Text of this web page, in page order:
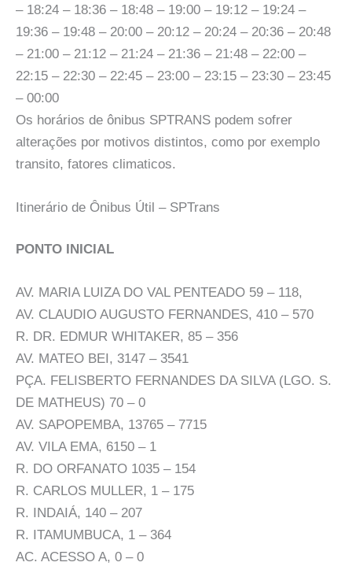
– 18:24 – 18:36 – 18:48 – 19:00 – 19:12 – 19:24 –
19:36 – 19:48 – 20:00 – 20:12 – 20:24 – 20:36 – 20:48
– 21:00 – 21:12 – 21:24 – 21:36 – 21:48 – 22:00 –
22:15 – 22:30 – 22:45 – 23:00 – 23:15 – 23:30 – 23:45
– 00:00
Os horários de ônibus SPTRANS podem sofrer
alterações por motivos distintos, como por exemplo
transito, fatores climaticos.
Itinerário de Ônibus Útil – SPTrans
PONTO INICIAL
AV. MARIA LUIZA DO VAL PENTEADO 59 – 118,
AV. CLAUDIO AUGUSTO FERNANDES, 410 – 570
R. DR. EDMUR WHITAKER, 85 – 356
AV. MATEO BEI, 3147 – 3541
PÇA. FELISBERTO FERNANDES DA SILVA (LGO. S.
DE MATHEUS) 70 – 0
AV. SAPOPEMBA, 13765 – 7715
AV. VILA EMA, 6150 – 1
R. DO ORFANATO 1035 – 154
R. CARLOS MULLER, 1 – 175
R. INDAIÁ, 140 – 207
R. ITAMUMBUCA, 1 – 364
AC. ACESSO A, 0 – 0